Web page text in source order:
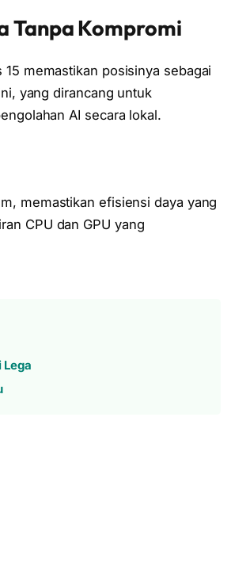
Tanpa Kompromi
15 memastikan posisinya sebagai
yang dirancang untuk
AI secara lokal.
memastikan efisiensi daya yang
CPU dan GPU yang